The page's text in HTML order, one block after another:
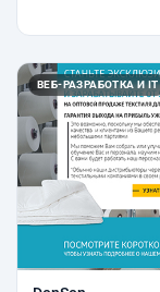
ВЕБ-РАЗРАБОТКА И IT